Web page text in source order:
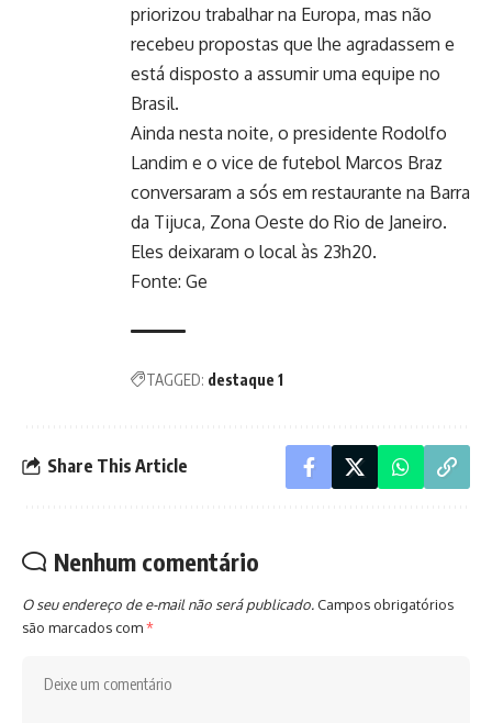
priorizou trabalhar na Europa, mas não
recebeu propostas que lhe agradassem e
está disposto a assumir uma equipe no
Brasil.
Ainda nesta noite, o presidente Rodolfo
Landim e o vice de futebol Marcos Braz
conversaram a sós em restaurante na Barra
da Tijuca, Zona Oeste do Rio de Janeiro.
Eles deixaram o local às 23h20.
Fonte: Ge
TAGGED: destaque 1
Share This Article
Nenhum comentário
O seu endereço de e-mail não será publicado. Campos obrigatórios
são marcados com*